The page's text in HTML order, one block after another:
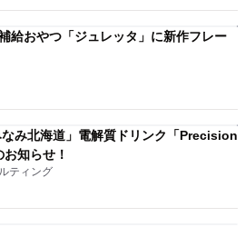
給おやつ「ジュレッタ」に新作フレー
なみ北海道」電解質ドリンク「Precision
知らせ！
ティング